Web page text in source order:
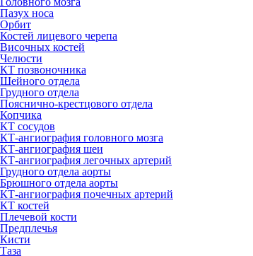
Пазух носа
Орбит
Костей лицевого черепа
Височных костей
Челюсти
КТ позвоночника
Шейного отдела
Грудного отдела
Пояснично-крестцового отдела
Копчика
КТ сосудов
КТ-ангиография головного мозга
КТ-ангиография шеи
КТ-ангиография легочных артерий
Грудного отдела аорты
Брюшного отдела аорты
КТ-ангиография почечных артерий
КТ костей
Плечевой кости
Предплечья
Кисти
Таза